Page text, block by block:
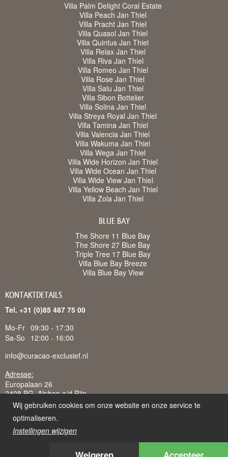
Villa Palm Delight Coral Estate
Villa Peach Jan Thiel
Villa Pracht Jan Thiel
Villa Quasol Jan Thiel
Villa Quintus Jan Thiel
Villa Relax Jan Thiel
Villa Riva Jan Thiel
Villa Romeo Jan Thiel
Villa Rose Jan Thiel
Villa Salu Jan Thiel
Villa Sibon Bottelier
Villa Solina Jan Thiel
Villa Streya Royal Jan Thiel
Villa Tamina Jan Thiel
Villa Valencia Jan Thiel
Villa Wakuma Jan Thiel
Villa Wega Jan Thiel
Villa Wide Horizon Jan Thiel
Villa Wide Ocean Jan Thiel
Villa Wide View Jan Thiel
Villa Yellow Beach Jan Thiel
Villa Zola Jan Thiel
BLUE BAY
The Shore 11 Blue Bay
The Shore 27 Blue Bay
Triple Tree 17 Blue Bay
Villa Blue Bay Breeze
Villa Blue Bay View
KONTAKTDETAILS
Tel. +31 (0)85 487 75 00
Mo-Fr 09:30 - 17:30
Sa-So
12:00 - 16:00
info@curacao-exclusief.nl
Adresse:
Europalaan 26
2408 BG Alphen a/d Rijn
Curacao-Exclusief is een handelsnaam van Juffermans
Vakantieverhuur B.V., ingeschreven bij K.v.K. te 's-Gravenhage:
51934701, BTW-nr: NL850231954B02 en K.v.K. te Curacao:
Wij gebruiken cookies om onze website en onze service te
optimaliseren.
Instellingen wijzigen